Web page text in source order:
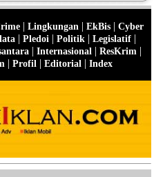
| Lingkungan | EkBis| Cyber
| Pledoi | Politik | Legislatif |
| Internasional | ResKrim |
| Profil | Editorial | Index